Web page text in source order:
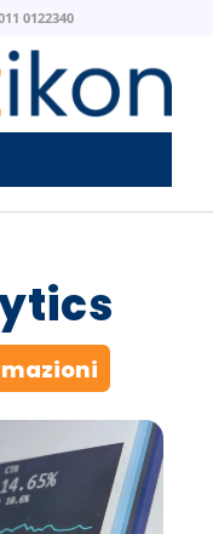
0122340